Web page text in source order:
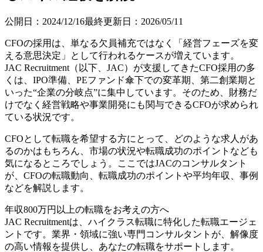
公開日： 2024/12/16最終更新日： 2026/05/11
CFOの採用は、単なる欠員補充ではなく「経営フェーズを変
える意思決定」として行われるケースが増えています。
JAC Recruitment（以下、JAC）が支援してきたCFO採用の多
くは、IPO準備、PEファンド傘下での変革期、第二創業期と
いった“企業の分岐点”に集中しています。そのため、財務だ
けでなく経営戦略や事業開発にも関与できるCFOが求められ
ている状況です。
CFOとして転職を希望する方にとって、どのような求人があ
るのかはもちろん、市場の状況や転職成功のポイントなども
気になるところでしょう。ここではJACのコンサルタント
が、CFOの転職動向、転職成功のポイントや平均年収、事例
などを解説します。
年収800万円以上の転職をお考えの方へ
JAC Recruitmentは、ハイクラス転職に特化した転職エージェ
ントです。 業界・領域に強い専門コンサルタントが、解像度
の高い情報を提供し、あなたの転職をサポートします。